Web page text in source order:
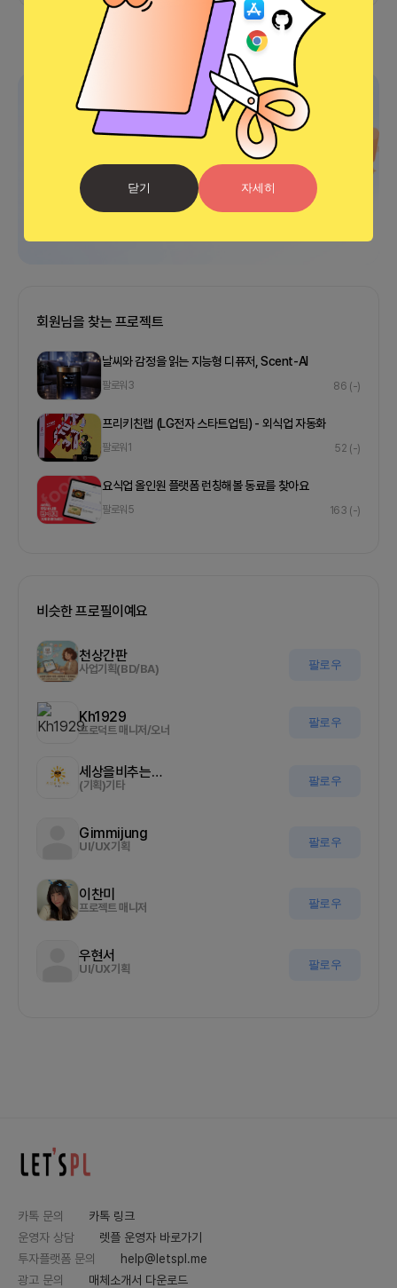
닫기 자세히
회원님을 찾는 프로젝트
날씨와 감정을 읽는 지능형 디퓨저, Scent-AI
팔로워 3 86 (-)
프리키친랩 (LG전자 스타트업팀) - 외식업 자동화
팔로워 1 52 (-)
요식업 올인원 플랫폼 런칭해볼 동료를 찾아요
팔로워 5 163 (-)
비슷한 프로필이예요
천상간판
사업기획(BD/BA) 팔로우
Kh1929
프로덕트 매니저/오너
팔로우
세상을비추는올기자
(기획)기타 팔로우
Gimmijung
UI/UX기획 팔로우
이찬미
프로젝트 매니저 팔로우
우현서
UI/UX기획 팔로우
카톡 문의
카톡 링크
운영자 상담
렛플 운영자 바로가기
투자플랫폼 문의
help@letspl.me
광고 문의
매체소개서 다운로드